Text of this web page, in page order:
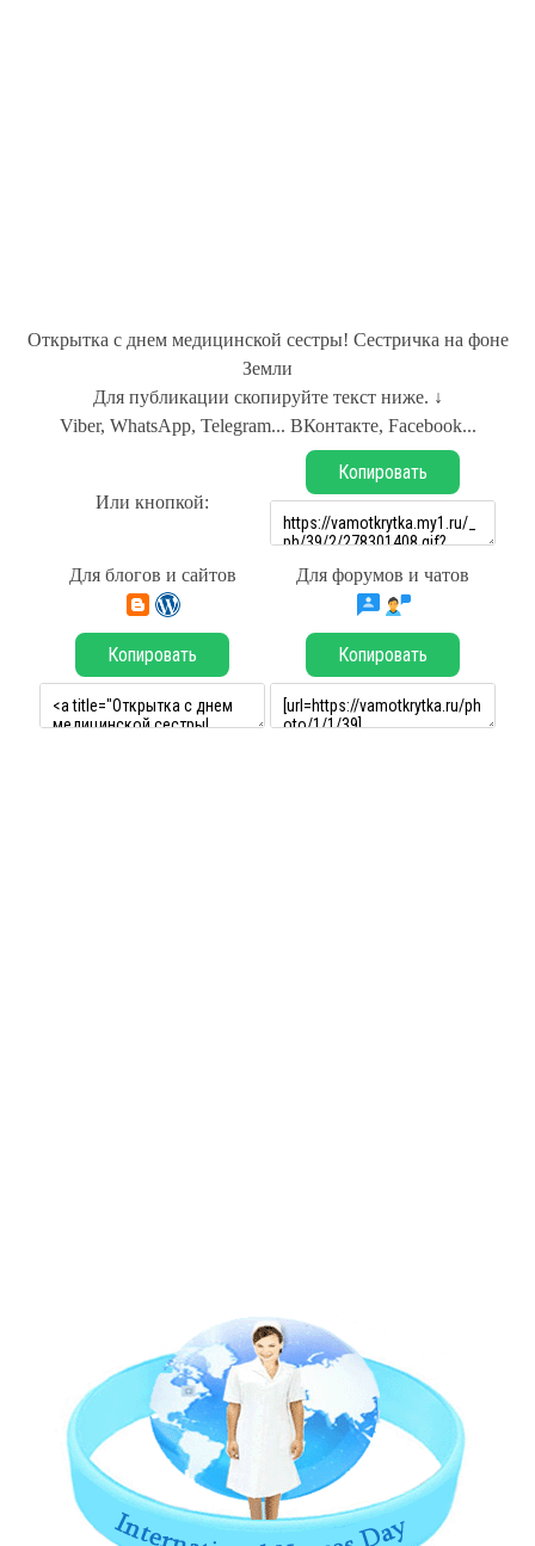
Открытка с днем медицинской сестры! Сестричка на фоне
Земли
Для публикации скопируйте текст ниже. ↓
Viber, WhatsApp, Telegram... ВКонтакте, Facebook...
Или кнопкой:
Копировать
Для блогов и сайтов Для форумов и чатов
Копировать Копировать